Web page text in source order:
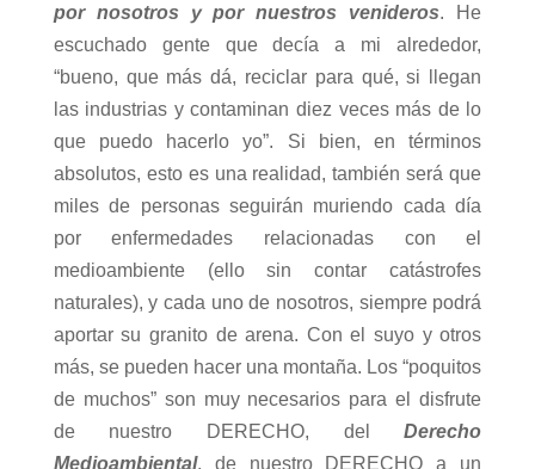
por nosotros y por nuestros venideros. He
escuchado gente que decía a mi alrededor,
“bueno, que más dá, reciclar para qué, si llegan
las industrias y contaminan diez veces más de lo
que puedo hacerlo yo”. Si bien, en términos
absolutos, esto es una realidad, también será que
miles de personas seguirán muriendo cada día
por enfermedades relacionadas con el
medioambiente (ello sin contar catástrofes
naturales), y cada uno de nosotros, siempre podrá
aportar su granito de arena. Con el suyo y otros
más, se pueden hacer una montaña. Los “poquitos
de muchos” son muy necesarios para el disfrute
de nuestro DERECHO, delDerecho
Medioambiental, de nuestro DERECHO a un